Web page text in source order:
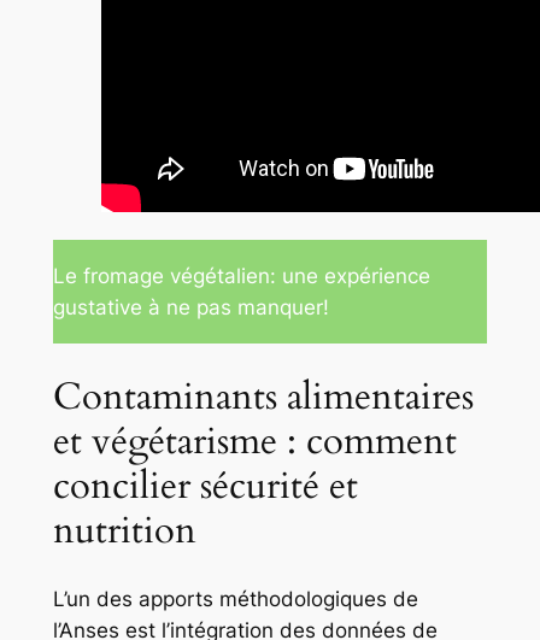
Le fromage végétalien: une expérience
gustative à ne pas manquer!
Contaminants alimentaires
et végétarisme : comment
concilier sécurité et
nutrition
L’un des apports méthodologiques de
l’Anses est l’intégration des données de